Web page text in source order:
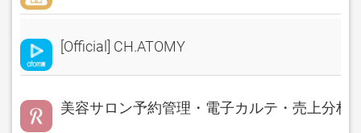
[Official] CH.ATOMY
美容サロン予約管理・電子カルテ・売上分析